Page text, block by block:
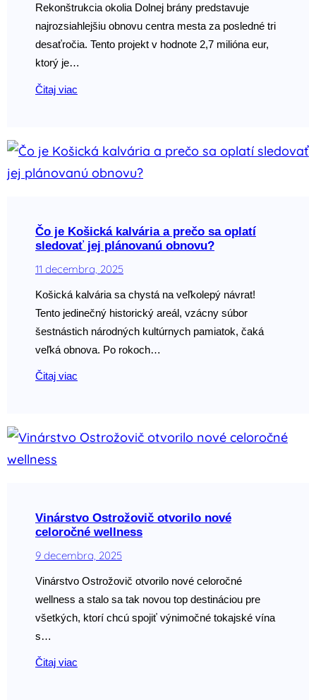
Rekonštrukcia okolia Dolnej brány predstavuje
najrozsiahlejšiu obnovu centra mesta za posledné tri
desaťročia. Tento projekt v hodnote 2,7 milióna eur,
ktorý je…
Čitaj viac
Čo je Košická kalvária a prečo sa oplatí
sledovať jej plánovanú obnovu?
11 decembra, 2025
Košická kalvária sa chystá na veľkolepý návrat!
Tento jedinečný historický areál, vzácny súbor
šestnástich národných kultúrnych pamiatok, čaká
veľká obnova. Po rokoch…
Čitaj viac
Vinárstvo Ostrožovič otvorilo nové
celoročné wellness
9 decembra, 2025
Vinárstvo Ostrožovič otvorilo nové celoročné
wellness a stalo sa tak novou top destináciou pre
všetkých, ktorí chcú spojiť výnimočné tokajské vína
s…
Čitaj viac